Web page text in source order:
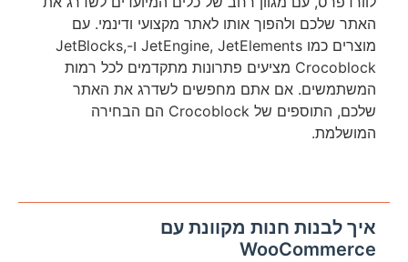
האתר שלכם ולהפוך אותו לאתר מקצועי ודינמי. עם
מוצרים כמו JetEngine, JetElements ו-JetBlocks,
Crocoblock מציעים פתרונות מתקדמים לכל רמות
המשתמשים. אם אתם מחפשים לשדרג את האתר
שלכם, התוספים של Crocoblock הם הבחירה
המושלמת.
איך לבנות חנות מקוונת עם
WooCommerce